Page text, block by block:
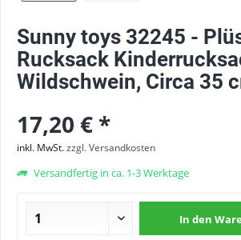
Sunny toys 32245 -
Rucksack
Wildschwein, Circa 35
17,20 € *
inkl. MwSt.zzgl. Versandkosten
Versandfertig in ca. 1-3 Werktage
In den